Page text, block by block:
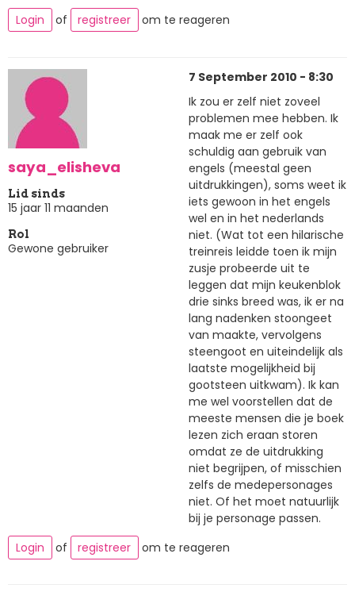
Login
of registreer om te reageren
saya_elisheva
Lid sinds
15 jaar 11 maanden
Rol
Gewone gebruiker
7 September 2010 - 8:30
Ik zou er zelf niet zoveel
problemen mee hebben. Ik
maak me er zelf ook
schuldig aan gebruik van
engels (meestal geen
uitdrukkingen), soms weet ik
iets gewoon in het engels
wel en in het nederlands
niet. (Wat tot een hilarische
treinreis leidde toen ik mijn
zusje probeerde uit te
leggen dat mijn keukenblok
drie sinks breed was, ik er na
lang nadenken stoongeet
van maakte, vervolgens
steengoot en uiteindelijk als
laatste mogelijkheid bij
gootsteen uitkwam). Ik kan
me wel voorstellen dat de
meeste mensen die je boek
lezen zich eraan storen
omdat ze de uitdrukking
niet begrijpen, of misschien
zelfs de medepersonages
niet. Of het moet natuurlijk
bij je personage passen.
Login
of registreer om te reageren